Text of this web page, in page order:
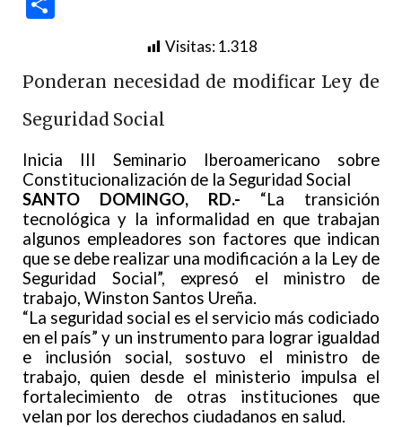
Visitas:1.318
Ponderan necesidad de modificar Ley de
Seguridad Social
Inicia III Seminario Iberoamericano sobre
Constitucionalización de la Seguridad Social
SANTO DOMINGO, RD.- “La transición
tecnológica y la informalidad en que trabajan
algunos empleadores son factores que indican
que se debe realizar una modificación a la Ley de
Seguridad Social”, expresó el ministro de
trabajo, Winston Santos Ureña.
“La seguridad social es el servicio más codiciado
en el país” y un instrumento para lograr igualdad
e inclusión social, sostuvo el ministro de
trabajo, quien desde el ministerio impulsa el
fortalecimiento de otras instituciones que
velan por los derechos ciudadanos en salud.